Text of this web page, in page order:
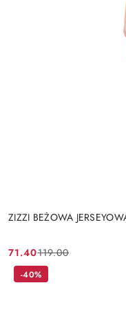
ZIZZI BEŻOWA
Cena
promocyjna:
71.40
Cena
przed
119.00
-40%